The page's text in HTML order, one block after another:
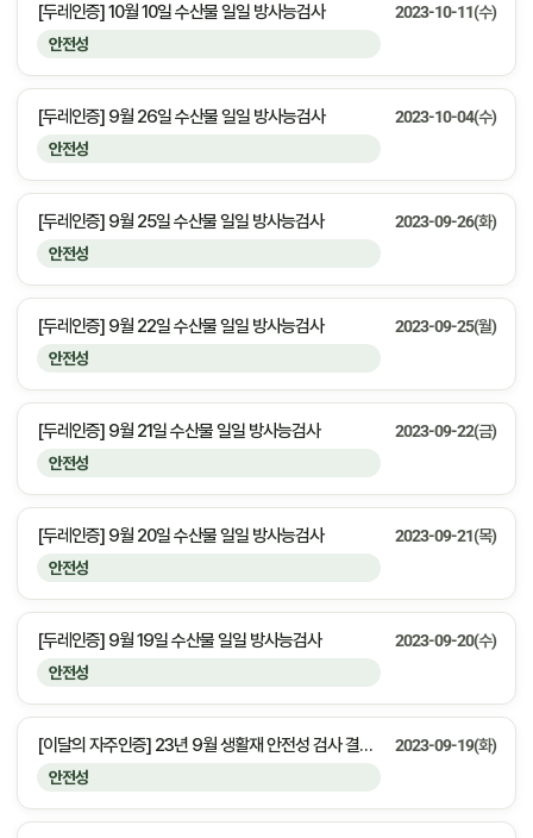
안전성
[두레인증] 10월 10일 수산물 일일 방사능검사 2023-10-11(수)
안전성
[두레인증] 9월 26일 수산물 일일 방사능검사 2023-10-04(수)
안전성
[두레인증] 9월 25일 수산물 일일 방사능검사 2023-09-26(화)
안전성
[두레인증] 9월 22일 수산물 일일 방사능검사 2023-09-25(월)
안전성
[두레인증] 9월 21일 수산물 일일 방사능검사 2023-09-22(금)
안전성
[두레인증] 9월 20일 수산물 일일 방사능검사 2023-09-21(목)
안전성
[두레인증] 9월 19일 수산물 일일 방사능검사 2023-09-20(수)
안전성
[이달의 자주인증] 23년 9월 생활재 안전성 검사 결과 안내 2023-09-19(화)